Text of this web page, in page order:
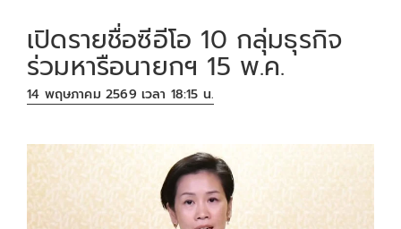
เปิดรายชื่อซีอีโอ 10 กลุ่มธุรกิจ
ร่วมหารือนายกฯ 15 พ.ค.
14 พฤษภาคม 2569 เวลา 18:15 น.